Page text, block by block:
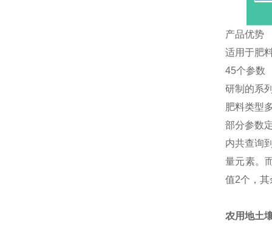
产品优势
适用于肥
45个参数
研制的系
肥料类型
部分参数
内共查询
量元素。
值2个，
农用地土